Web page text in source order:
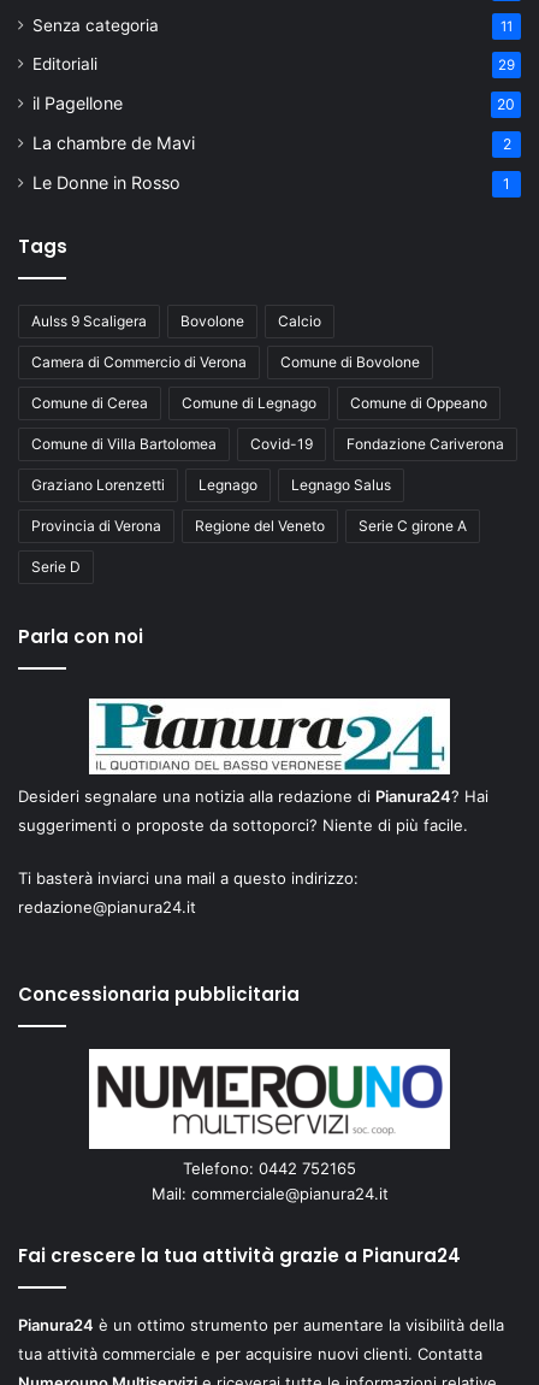
Senza categoria 11
Editoriali 29
il Pagellone 20
La chambre de Mavi 2
Le Donne in Rosso 1
Tags
Aulss 9 Scaligera Bovolone Calcio
Camera di Commercio di Verona Comune di Bovolone
Comune di Cerea Comune di Legnago Comune di Oppeano
Comune di Villa Bartolomea Covid-19 Fondazione Cariverona
Graziano Lorenzetti Legnago Legnago Salus
Provincia di Verona Regione del Veneto Serie C girone A
Serie D
Parla con noi
Desideri segnalare una notizia alla redazione di Pianura24? Hai
suggerimenti o proposte da sottoporci? Niente di più facile.
Ti basterà inviarci una mail a questo indirizzo:
redazione@pianura24.it
Concessionaria pubblicitaria
Telefono: 0442 752165
Mail: commerciale@pianura24.it
Fai crescere la tua attività grazie a Pianura24
Pianura24 è un ottimo strumento per aumentare la visibilità della
tua attività commerciale e per acquisire nuovi clienti. Contatta